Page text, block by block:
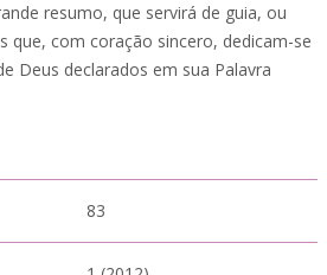
resumo, que servirá de guia, ou
que, com coração sincero, dedicam-se
Deus declarados em sua Palavra
83